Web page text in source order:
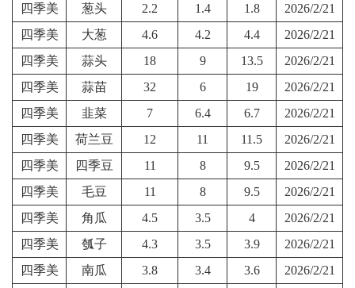
四季美
葱头 2.2 1.4 1.8
2026/2/21
四季美
大葱 4.6 4.2 4.4
2026/2/21
四季美
蒜头 18 9 13.5
2026/2/21
四季美
蒜苗 32 6 19
2026/2/21
四季美
韭菜 7 6.4 6.7
2026/2/21
四季美
荷兰豆 12 11 11.5
2026/2/21
四季美
四季豆 11 8 9.5
2026/2/21
四季美
毛豆 11 8 9.5
2026/2/21
四季美
角瓜 4.5 3.5 4
2026/2/21
四季美
瓠子 4.3 3.5 3.9
2026/2/21
四季美
南瓜 3.8 3.4 3.6
2026/2/21